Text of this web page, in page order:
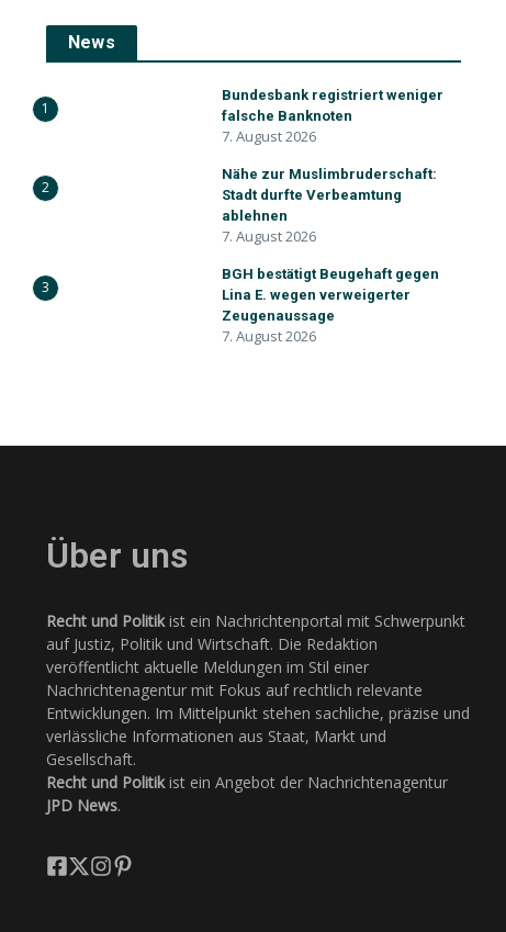
News
1
Bundesbank registriert weniger
falsche Banknoten
7. August 2026
2
Nähe zur Muslimbruderschaft:
Stadt durfte Verbeamtung
ablehnen
7. August 2026
3
BGH bestätigt Beugehaft gegen
Lina E. wegen verweigerter
Zeugenaussage
7. August 2026
Über uns
Recht und Politikist ein Nachrichtenportal mit Schwerpunkt
auf Justiz, Politik und Wirtschaft. Die Redaktion
veröffentlicht aktuelle Meldungen im Stil einer
Nachrichtenagentur mit Fokus auf rechtlich relevante
Entwicklungen. Im Mittelpunkt stehen sachliche, präzise und
verlässliche Informationen aus Staat, Markt und
Gesellschaft.
Recht und Politikist ein Angebot der Nachrichtenagentur
JPD News.